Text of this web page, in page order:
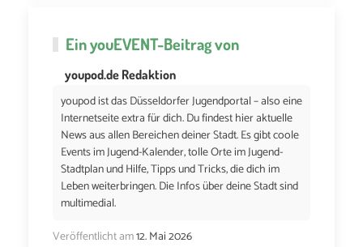
EinyouEVENT-Beitrag von
youpod.de Redaktion
youpod ist das Düsseldorfer Jugendportal – also eine
Internetseite extra für dich. Du findest hier aktuelle
News aus allen Bereichen deiner Stadt. Es gibt coole
Events im Jugend-Kalender, tolle Orte im Jugend-
Stadtplan und Hilfe, Tipps und Tricks, die dich im
Leben weiterbringen. Die Infos über deine Stadt sind
multimedial.
Veröffentlicht am12. Mai 2026